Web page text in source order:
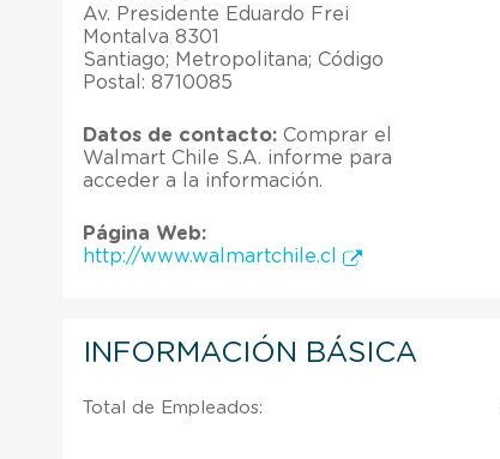
Av. Presidente Eduardo Frei
Montalva 8301
Santiago; Metropolitana; Código
Postal: 8710085
Datos de contacto: Comprar el
Walmart Chile S.A. informe para
acceder a la información.
Página Web:
http://www.walmartchile.cl
INFORMACIÓN BÁSICA
Total de Empleados: